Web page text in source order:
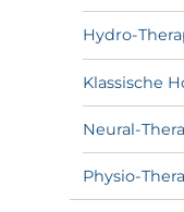
Hydro-
Klassische
Neural-
Physio-